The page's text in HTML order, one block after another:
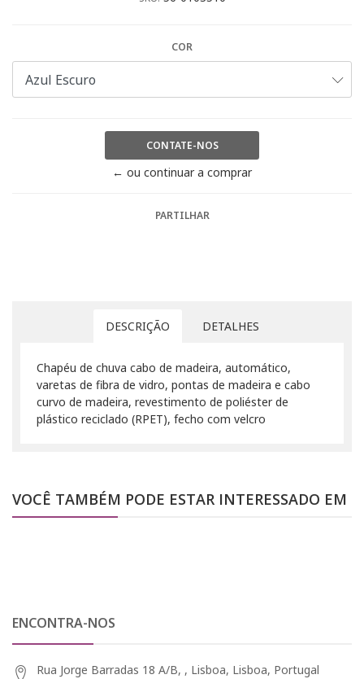
COR
CONTATE-NOS
← ou continuar a comprar
PARTILHAR
DESCRIÇÃO DETALHES
Chapéu de chuva cabo de madeira, automático,
varetas de fibra de vidro, pontas de madeira e cabo
curvo de madeira, revestimento de poliéster de
plástico reciclado (RPET), fecho com velcro
VOCÊ TAMBÉM PODE ESTAR INTERESSADO EM
ENCONTRA-NOS
Rua Jorge Barradas 18 A/B, , Lisboa, Lisboa, Portugal